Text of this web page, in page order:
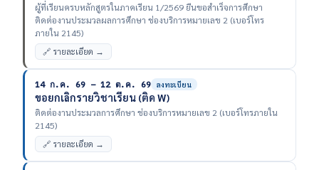
ผู้ที่เรียนครบหลักสูตรในภาคเรียน 1/2569 ยืนขอสำเร็จการศึกษา
ติดต่องานประมวลผลการศึกษา ช่องบริการหมายเลข 2 (เบอร์โทร
ภายใน 2145)
🔗 รายละเอียด →
14 ก.ค. 69 – 12 ต.ค. 69 ลงทะเบียน
ขอยกเลิกรายวิชาเรียน (ติด W)
ติดต่องานประมวลการศึกษา ช่องบริการหมายเลข 2 (เบอร์โทรภายใน
2145)
🔗 รายละเอียด →